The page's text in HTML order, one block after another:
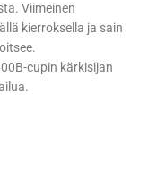
Viimeinen
kierroksella ja sain
cupin kärkisijan